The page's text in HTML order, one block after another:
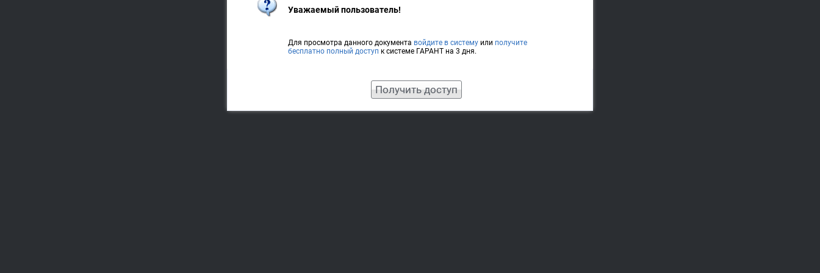
Уважаемый пользователь!
Для просмотра данного документа войдите в систему или получите
бесплатно полный доступ к системе ГАРАНТ на 3 дня.
Получить доступ